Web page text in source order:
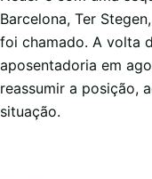
Barcelona, Ter
foi chamado. A volta
aposentadoria em
reassumir a posição,
situação.